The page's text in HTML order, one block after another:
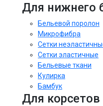
Для нижнего
Бельевой поролон
Микрофибра
Сетки
Сетки эластичные
Бельевые ткани
Кулирка
Бамбук
Для корсетов